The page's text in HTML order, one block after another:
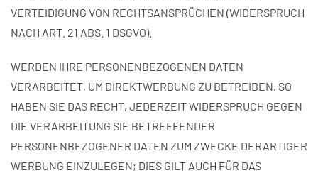
VERTEIDIGUNG VON RECHTSANSPRÜCHEN (WIDERSPRUCH
NACH ART. 21 ABS. 1 DSGVO).
WERDEN IHRE PERSONENBEZOGENEN DATEN
VERARBEITET, UM DIREKTWERBUNG ZU BETREIBEN, SO
HABEN SIE DAS RECHT, JEDERZEIT WIDERSPRUCH GEGEN
DIE VERARBEITUNG SIE BETREFFENDER
PERSONENBEZOGENER DATEN ZUM ZWECKE DERARTIGER
WERBUNG EINZULEGEN; DIES GILT AUCH FÜR DAS